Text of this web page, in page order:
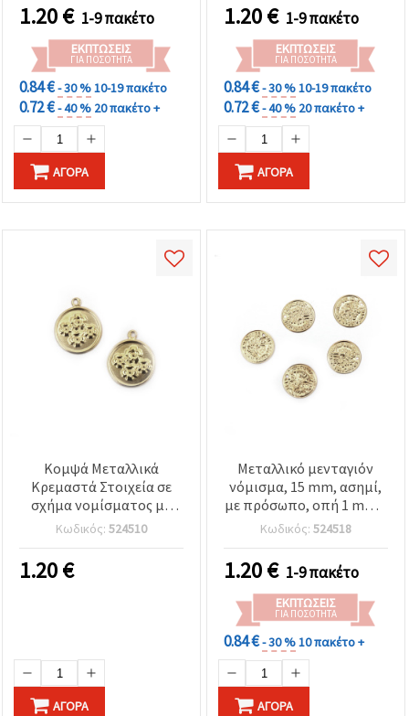
1.20€ 1-9 πακέτο
ΕΚΠΤΏΣΕΙΣ
ΓΙΑ ΠΟΣΌΤΗΤΑ
0.84 €- 30 %10-19 πακέτο
0.72 €- 40 % 20 πακέτο +
ΑΓΟΡΆ
1.20€ 1-9 πακέτο
ΕΚΠΤΏΣΕΙΣ
ΓΙΑ ΠΟΣΌΤΗΤΑ
0.84 €- 30 %10-19 πακέτο
0.72 €- 40 % 20 πακέτο +
ΑΓΟΡΆ
Κομψά Μεταλλικά
Κρεμαστά Στοιχεία σε
σχήμα νομίσματος με
σχέδιο λουλουδιού –
Ασημί, 15 mm, Σετ 50 τμχ
Κωδικός: 524510
1.20€
ΑΓΟΡΆ
Μεταλλικό μενταγιόν
νόμισμα, 15 mm, ασημί,
με πρόσωπο, οπή 1 mm –
Συσκευασία 50 τεμ.
Κωδικός: 524518
1.20€ 1-9 πακέτο
ΕΚΠΤΏΣΕΙΣ
ΓΙΑ ΠΟΣΌΤΗΤΑ
0.84 €- 30 %10 πακέτο +
ΑΓΟΡΆ